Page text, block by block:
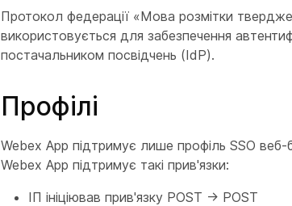
Протокол федерації «Мова розмітки
використовується для забезпечення
постачальником посвідчень (IdP).
Профілі
Webex App підтримує лише профіль SSO веб-
Webex App підтримує такі прив'язки:
ІП ініціював прив'язку POST -> POST